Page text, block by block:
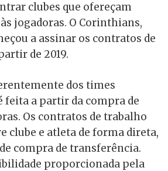
clubes que ofereçam
jogadoras. O Corinthians,
a assinar os contratos de
de 2019.
dos times
feita a partir da compra de
Os contratos de trabalho
clube e atleta de forma direta,
compra de transferência.
proporcionada pela